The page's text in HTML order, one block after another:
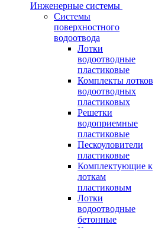
Инженерные системы
Системы
поверхностного
водоотвода
Лотки
водоотводные
пластиковые
Комплекты лотков
водоотводных
пластиковых
Решетки
водоприемные
пластиковые
Пескоуловители
пластиковые
Комплектующие к
лоткам
пластиковым
Лотки
водоотводные
бетонные